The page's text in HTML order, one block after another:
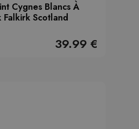
Cygnes Blancs À
Falkirk Scotland
39.99 €